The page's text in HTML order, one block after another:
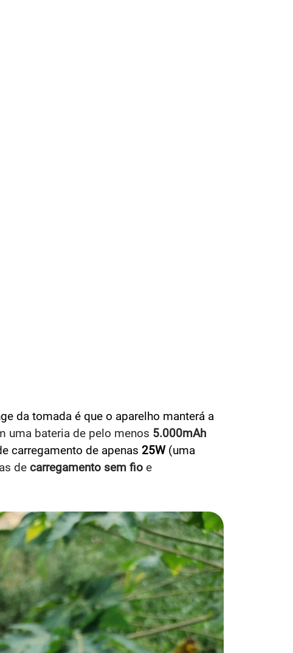
da tomada é que o aparelho manterá a
uma bateria de pelo menos 5.000mAh
carregamento de apenas 25W(uma
de carregamento sem fio e